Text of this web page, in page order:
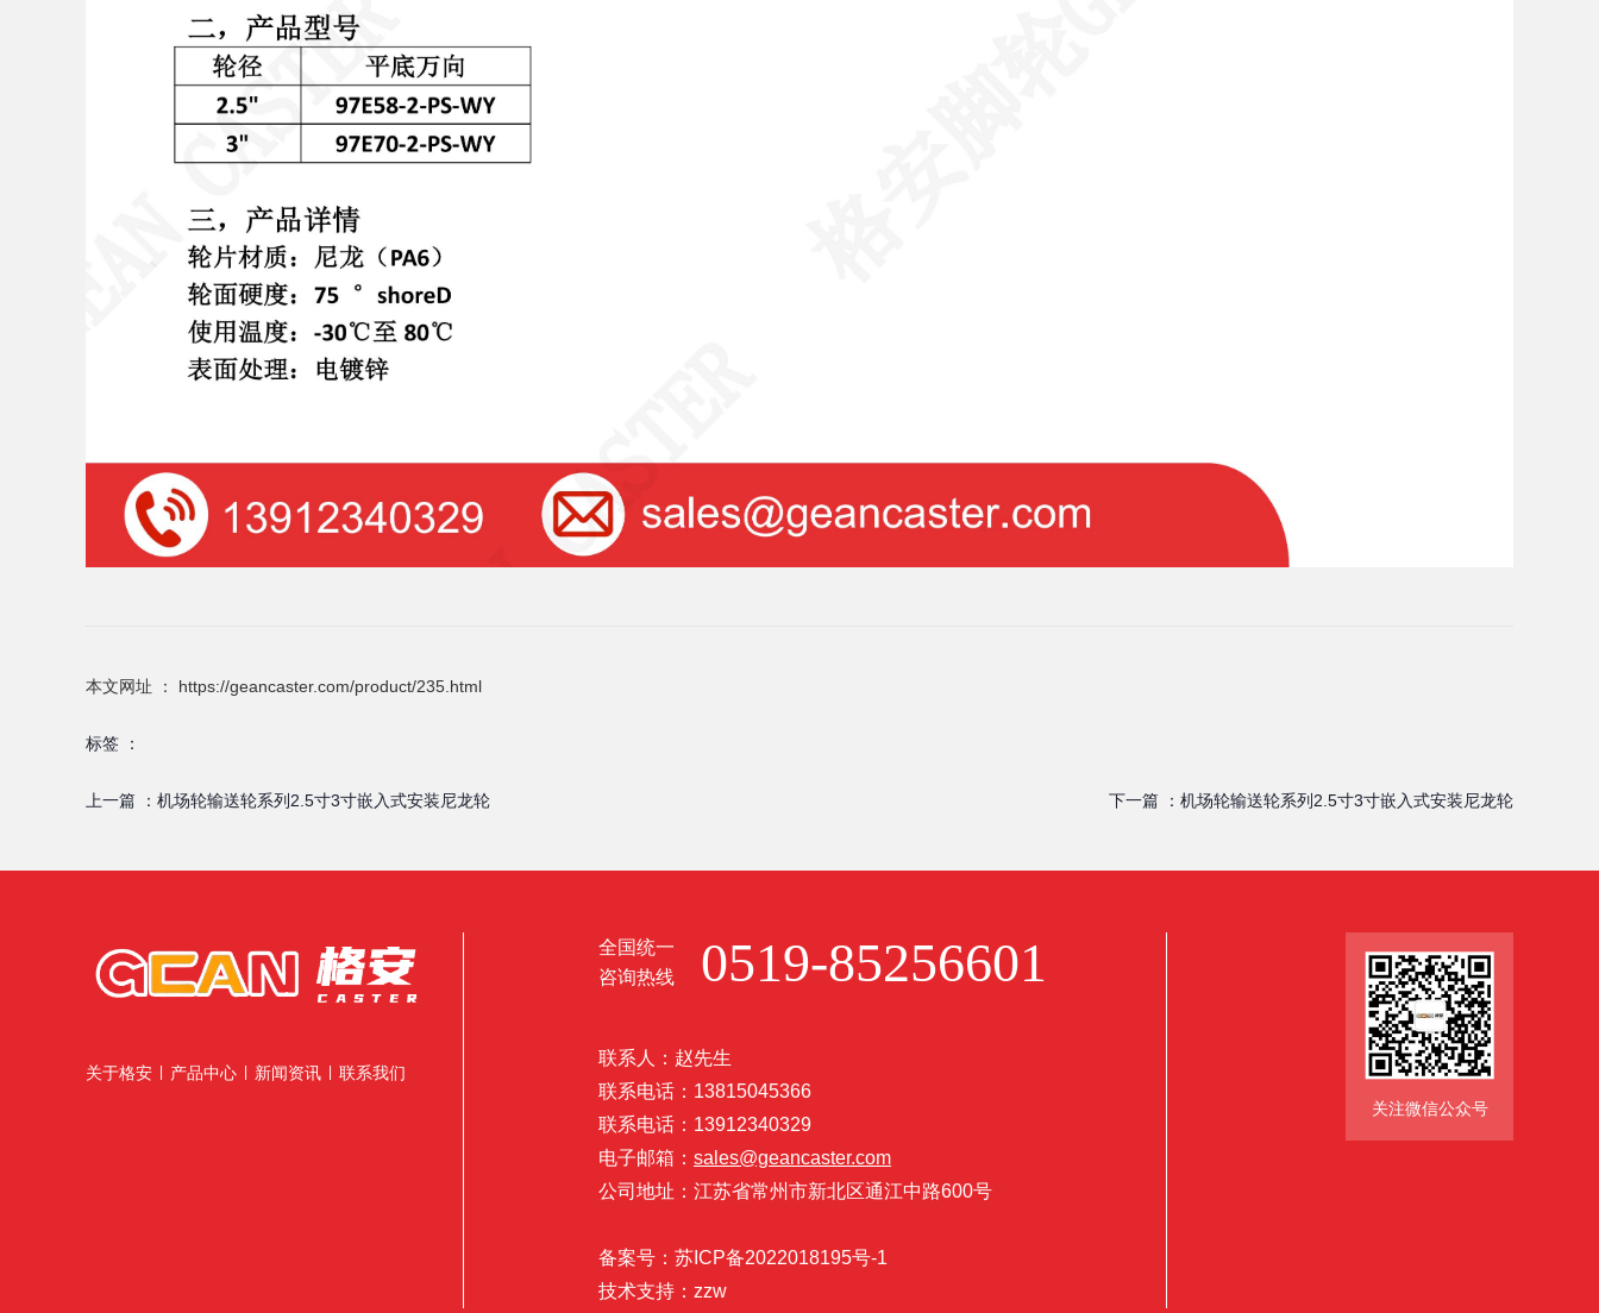
本文网址 ： https://geancaster.com/product/235.html
标签 ：
上一篇 ： 机场轮输送轮系列2.5寸3寸嵌入式安装尼龙轮 下一篇 ： 机场轮输送轮系列2.5寸3寸嵌入式安装尼龙轮
关于格安 产品中心 新闻资讯 联系我们
全国统一
咨询热线
0519-85256601
联系人：赵先生
联系电话：13815045366
联系电话：13912340329
电子邮箱： sales@geancaster.com
公司地址：江苏省常州市新北区通江中路600号
备案号：苏ICP备2022018195号-1
技术支持： zzw
关注微信公众号